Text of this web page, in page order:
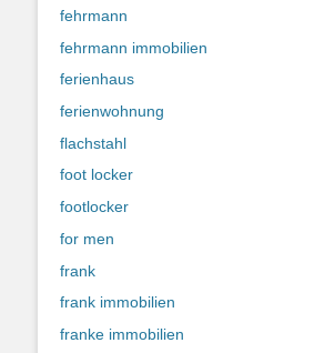
fehrmann
fehrmann immobilien
ferienhaus
ferienwohnung
flachstahl
foot locker
footlocker
for men
frank
frank immobilien
franke immobilien